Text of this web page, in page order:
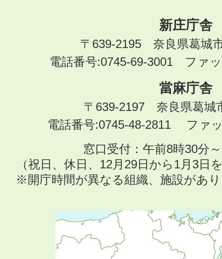
新庄庁舎
〒639-2195 奈良県葛城
電話番号:0745-69-3001 ファ
當麻庁舎
〒639-2197 奈良県葛城
電話番号:0745-48-2811 ファ
窓口受付：午前8時30分
（祝日、休日、12月29日から1月3日
※開庁時間が異なる組織、施設があ